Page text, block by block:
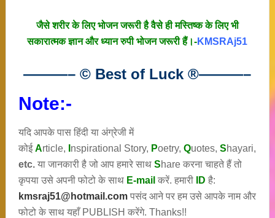
जैसे शरीर के लिए भोजन जरूरी है वैसे ही मस्तिष्क के लिए भी
सकारात्मक ज्ञान और ध्यान रुपी भोजन जरूरी हैं।-KMSRAj51
———– © Best of Luck®———–
Note:-
यदि आपके पास हिंदी या अंग्रेजी में
कोईArticle, nspirational Story, Poetry, Quotes, Shayari,
etc.या जानकारी है जो आप हमारे साथ Share करना चाहते हैं तो
कृपया उसे अपनी फोटो के साथ E-mail करें. हमारी ID है:
kmsraj51@hotmail.com पसंद आने पर हम उसे आपके नाम और
फोटो के साथ यहाँ PUBLISH करेंगे. Thanks!!